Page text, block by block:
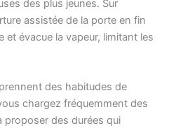
des plus jeunes. Sur
assistée de la porte en fin
et évacue la vapeur, limitant les
des habitudes de
chargez fréquemment des
proposer des durées qui